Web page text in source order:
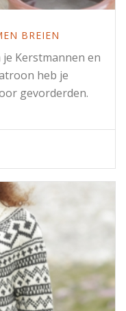
BREIEN
Kerstmannen en
heb je
gevorderden.